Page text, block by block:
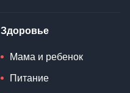
Здоровье
Мама и ребенок
Питание